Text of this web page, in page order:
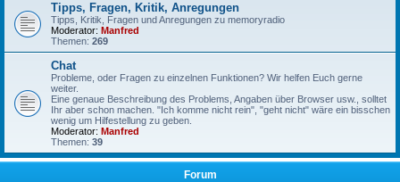
Tipps, Fragen, Kritik, Anregungen
Tipps, Kritik, Fragen und Anregungen zu memoryradio
Moderator: Manfred
Themen: 269
Chat
Probleme, oder Fragen zu einzelnen Funktionen? Wir helfen Euch gerne
weiter.
Eine genaue Beschreibung des Problems, Angaben über Browser usw., solltet
Ihr aber schon machen. "Ich komme nicht rein", "geht nicht" wäre ein bisschen
wenig um Hilfestellung zu geben.
Moderator: Manfred
Themen: 39
Forum